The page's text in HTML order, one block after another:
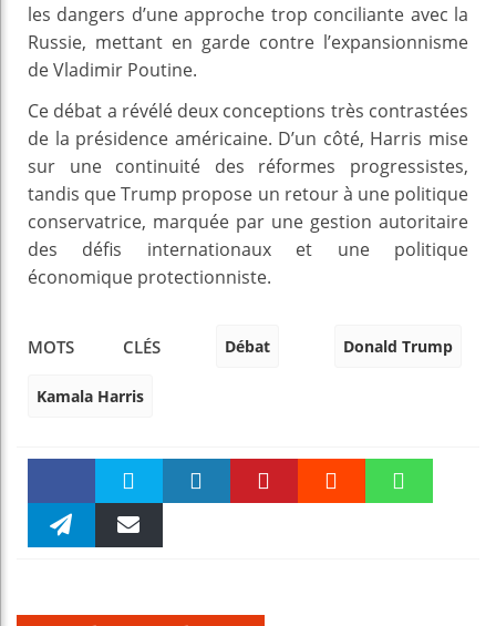
les dangers d’une approche trop conciliante avec la
Russie, mettant en garde contre l’expansionnisme
de Vladimir Poutine.
Ce débat a révélé deux conceptions très contrastées
de la présidence américaine. D’un côté, Harris mise
sur une continuité des réformes progressistes,
tandis que Trump propose un retour à une politique
conservatrice, marquée par une gestion autoritaire
des défis internationaux et une politique
économique protectionniste.
MOTS CLÉS Débat Donald Trump
Kamala Harris
Faceboo Twitter
m